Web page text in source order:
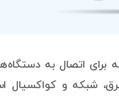
برای اتصال به
شبکه و کواکسیال